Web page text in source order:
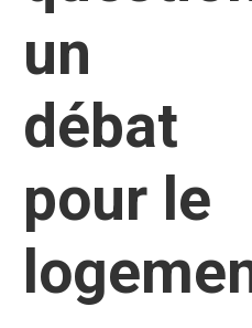
un
débat
pour le